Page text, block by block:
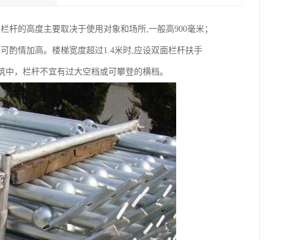
的高度主要取决于使用对象和场所,一般高900毫米；
酌情加高。楼梯宽度超过1.4米时,应设双面栏杆扶手
，栏杆不宜有过大空档或可攀登的横档。